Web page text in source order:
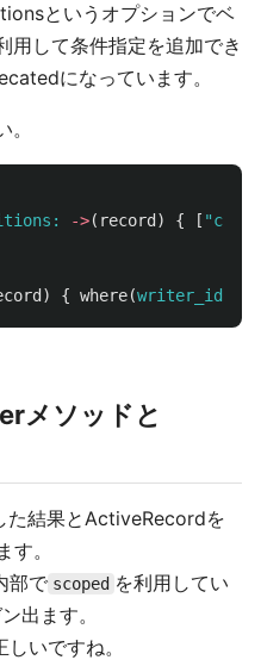
というオプションでベ
用して条件指定を追加でき
になっています。
->( record ) { [
) { where(writer_id:
メソッドと
た結果とActiveRecordを
。
部で scoped を利用してい
出ます。
いですね。